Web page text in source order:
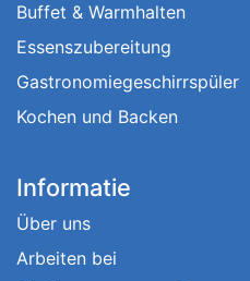
Buffet & Warmhalten
Essenszubereitung
Gastronomiegeschirrspüler
Kochen und Backen
Informatie
Über uns
Arbeiten bei